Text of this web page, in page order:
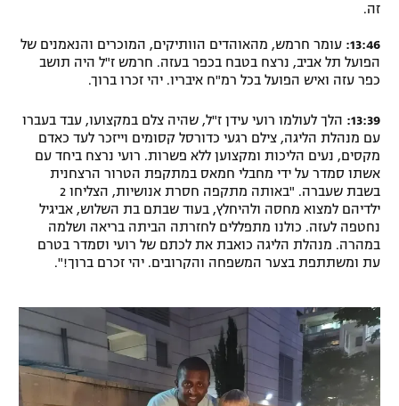
זה.
13:46: עומר חרמש, מהאוהדים הוותיקים, המוכרים והנאמנים של
הפועל תל אביב, נרצח בטבח בכפר בעזה. חרמש ז"ל היה תושב
כפר עזה ואיש הפועל בכל רמ"ח איבריו. יהי זכרו ברוך.
13:39:
הלך לעולמו רועי עידן ז"ל, שהיה צלם במקצועו, עבד בעברו
עם מנהלת הליגה, צילם רגעי כדורסל קסומים וייזכר לעד כאדם
מקסים, נעים הליכות ומקצוען ללא פשרות. רועי נרצח ביחד עם
אשתו סמדר על ידי מחבלי חמאס במתקפת הטרור הרצחנית
בשבת שעברה. "באותה מתקפה חסרת אנושיות, הצליחו 2
ילדיהם למצוא מחסה ולהיחלץ, בעוד שבתם בת השלוש, אביגיל
נחטפה לעזה. כולנו מתפללים לחזרתה הביתה בריאה ושלמה
במהרה. מנהלת הליגה כואבת את לכתם של רועי וסמדר בטרם
עת ומשתתפת בצער המשפחה והקרובים. יהי זכרם ברוך!".